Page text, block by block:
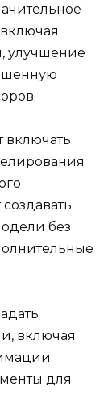
улучшение
включать
без
включая
для